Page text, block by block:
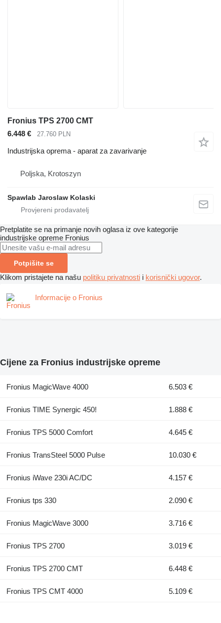
Fronius TPS 2700 CMT
6.448 €
27.760 PLN
Industrijska oprema - aparat za zavarivanje
Poljska, Krotoszyn
Spawlab Jaroslaw Kolaski
Pretplatite se na primanje novih oglasa iz ove kategorije
industrijske opreme Fronius
Potpišite se
Klikom pristajete na našu politiku privatnosti i korisnički ugovor.
Informacije o Fronius
Cijene za Fronius industrijske opreme
Fronius MagicWave 4000 6.503 €
Fronius TIME Synergic 450! 1.888 €
Fronius TPS 5000 Comfort 4.645 €
Fronius TransSteel 5000 Pulse 10.030 €
Fronius iWave 230i AC/DC 4.157 €
Fronius tps 330 2.090 €
Fronius MagicWave 3000 3.716 €
Fronius TPS 2700 3.019 €
Fronius TPS 2700 CMT 6.448 €
Fronius TPS CMT 4000 5.109 €